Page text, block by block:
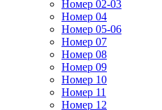
Номер 02-03
Номер 04
Номер 05-06
Номер 07
Номер 08
Номер 09
Номер 10
Номер 11
Номер 12